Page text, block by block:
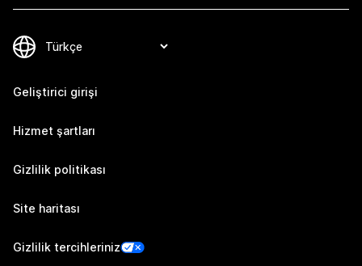
Geliştirici girişi
Hizmet şartları
Gizlilik politikası
Site haritası
Gizlilik tercihleriniz